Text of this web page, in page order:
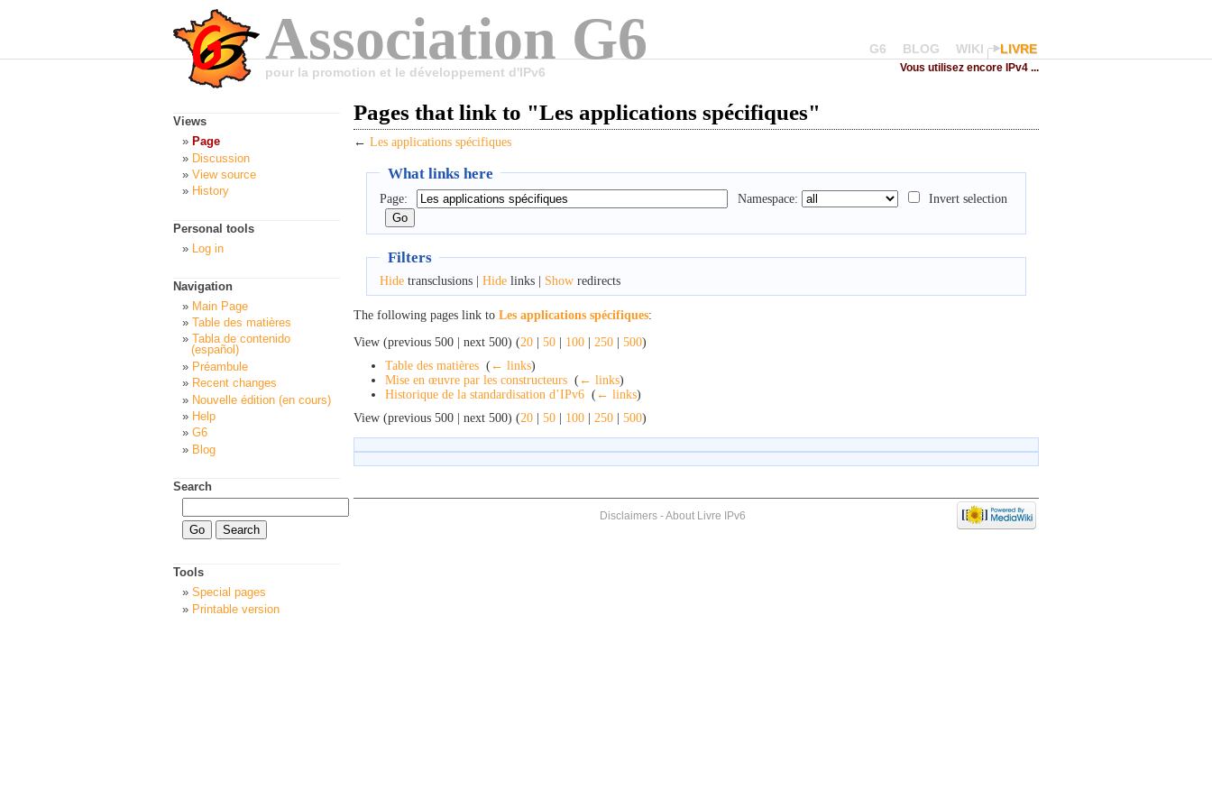
Association G6
pour la promotion et le développement d'IPv6
G6 BLOG WIKI LIVRE
Vous utilisez encore IPv4 ...
Pages that link to "Les applications spécifiques"
← Les applications spécifiques
What links here
Page: Namespace: Invert selection
Filters
Hidetransclusions | Hidelinks | Showredirects
The following pages link to Les applications spécifiques:
View (previous 500 | next 500) (20 | 50 | 100 | 250 | 500)
Table des matières ( ← links)
Mise en œuvre par les constructeurs ( ← links)
Historique de la standardisation d’IPv6 ( ← links)
View (previous 500 | next 500) (20 | 50 | 100 | 250 | 500)
Views
Page
Discussion
View source
History
Personal tools
Log in
Navigation
Main Page
Table des matières
Tabla de contenido
(español)
Préambule
Recent changes
Nouvelle édition (en cours)
Help
G6
Blog
Search
Tools
Special pages
Printable version
Disclaimers-About Livre IPv6